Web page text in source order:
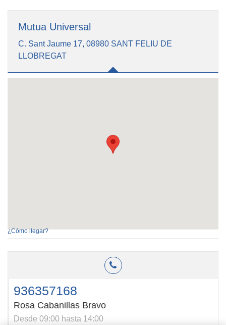
Mutua Universal
C. Sant Jaume 17, 08980 SANT FELIU DE
LLOBREGAT
¿Cómo llegar?
936357168
Rosa Cabanillas Bravo
Desde 09:00 hasta 14:00